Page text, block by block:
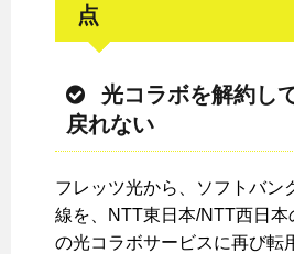
点
光コラボを解約し
戻れない
フレッツ光から、ソフトバン
線を、NTT東日本/NTT西日本
の光コラボサービスに再び転